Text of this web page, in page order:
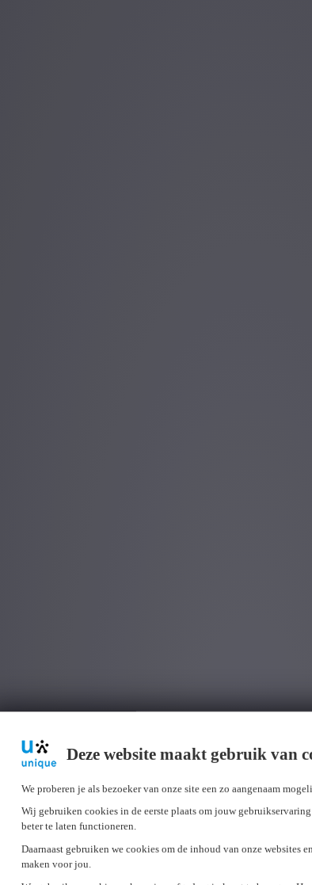
Deze website maakt gebruik van
We proberen je als bezoeker van onze site een zo aangenaam
Wij gebruiken cookies in de eerste plaats om jouw
beter te laten functioneren.
Daarnaast gebruiken we cookies om de inhoud van onze websites
maken voor jou.